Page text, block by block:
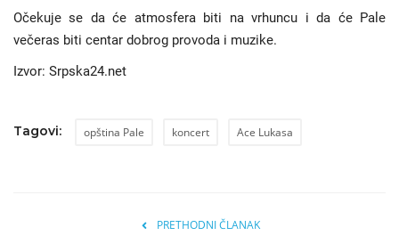
Očekuje se da će atmosfera biti na vrhuncu i da će Pale
večeras biti centar dobrog provoda i muzike.
Izvor: Srpska24.net
Tagovi: opština Pale koncert Ace Lukasa
PRETHODNI ČLANAK